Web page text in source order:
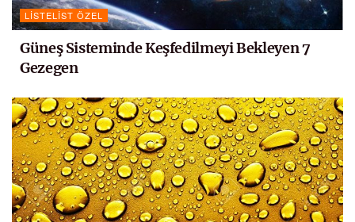
LISTELIST ÖZEL
Güneş Sisteminde Keşfedilmeyi Bekleyen 7
Gezegen